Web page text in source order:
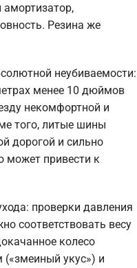
Резина же
неубиваемости:
менее 10 дюймов
некомфортной и
того, литые шины
дорогой и сильно
может привести к
проверки давления
соответствовать весу
колесо
(«змеиный укус») и